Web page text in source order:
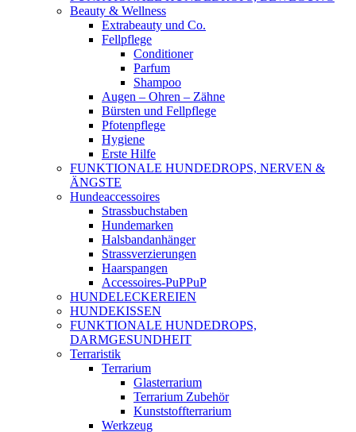
Beauty & Wellness
Extrabeauty und Co.
Fellpflege
Conditioner
Parfum
Shampoo
Augen – Ohren – Zähne
Bürsten und Fellpflege
Pfotenpflege
Hygiene
Erste Hilfe
FUNKTIONALE HUNDEDROPS, NERVEN &
ÄNGSTE
Hundeaccessoires
Strassbuchstaben
Hundemarken
Halsbandanhänger
Strassverzierungen
Haarspangen
Accessoires-PuPPuP
HUNDELECKEREIEN
HUNDEKISSEN
FUNKTIONALE HUNDEDROPS,
DARMGESUNDHEIT
Terraristik
Terrarium
Glasterrarium
Terrarium Zubehör
Kunststoffterrarium
Werkzeug